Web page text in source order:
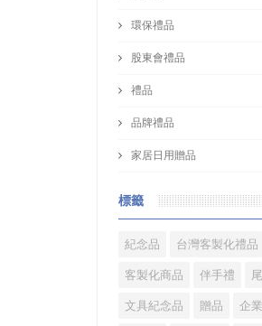
環保禮品
股東會禮品
禮品
品牌禮品
家居日用贈品
標籤
紀念品 台灣客製化禮品
客製化商品 伴手禮
文具紀念品 贈品 企